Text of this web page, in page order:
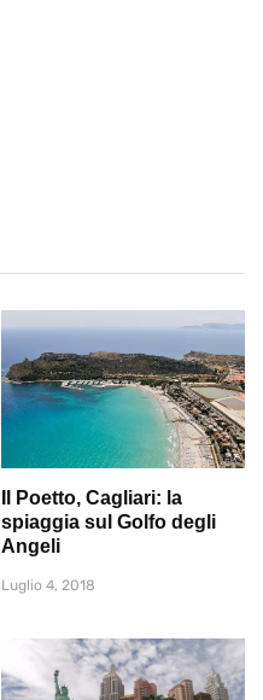
Il Poetto, Cagliari: la
spiaggia sul Golfo degli
Angeli
Luglio 4, 2018